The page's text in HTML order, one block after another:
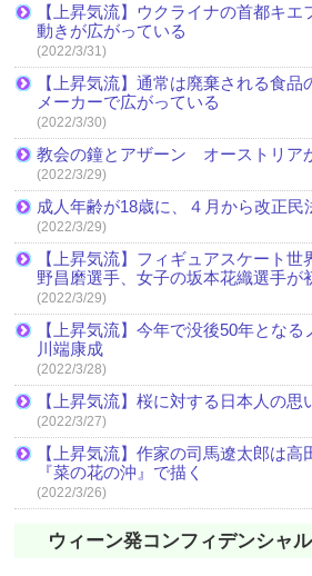
【上昇気流】ウクライナの首都キ
動きが広がっている
(2022/3/31)
【上昇気流】通常は廃棄される食
メーカーで広がっている
(2022/3/30)
教会の鐘とアザーン オーストリア
(2022/3/29)
成人年齢が18歳に、４月から改正民
(2022/3/29)
【上昇気流】フィギュアスケート
野昌磨選手、女子の坂本花織選手が
(2022/3/29)
【上昇気流】今年で没後50年とな
川端康成
(2022/3/28)
【上昇気流】桜に対する日本人の思
(2022/3/27)
【上昇気流】作家の司馬遼太郎は
『菜の花の沖』で描く
(2022/3/26)
ウィーン発コンフィデンシャ